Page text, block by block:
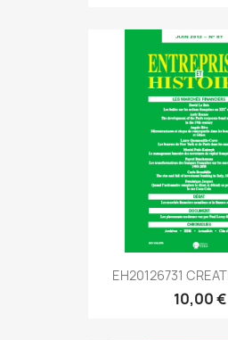
EH20126731
10,00 €